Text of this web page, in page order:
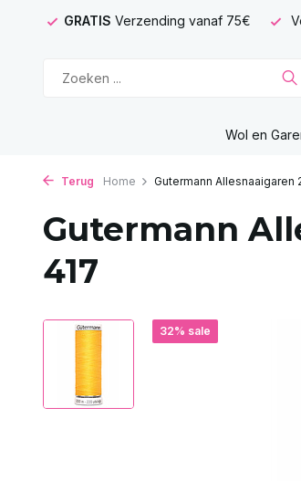
GRATIS Verzending vanaf 75€
Wol en
Terug Home Gutermann Allesnaaigaren
Gutermann
417
32% sale